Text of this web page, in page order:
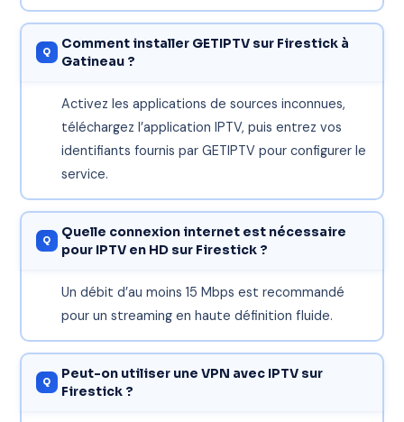
Comment installer GETIPTV sur Firestick à
Gatineau ?
Activez les applications de sources inconnues,
téléchargez l’application IPTV, puis entrez vos
identifiants fournis par GETIPTV pour configurer le
service.
Quelle connexion internet est nécessaire
pour IPTV en HD sur Firestick ?
Un débit d’au moins 15 Mbps est recommandé
pour un streaming en haute définition fluide.
Peut-on utiliser une VPN avec IPTV sur
Firestick ?